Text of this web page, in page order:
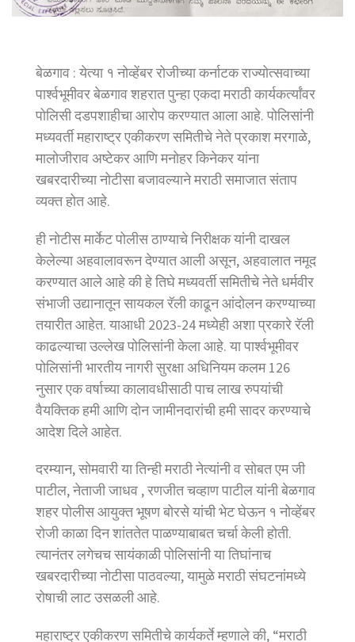
बेळगाव : येत्या १ नोव्हेंबर रोजीच्या कर्नाटक राज्योत्सवाच्या
पार्श्वभूमीवर बेळगाव शहरात पुन्हा एकदा मराठी कार्यकर्त्यांवर
पोलिसी दडपशाहीचा आरोप करण्यात आला आहे. पोलिसांनी
मध्यवर्ती महाराष्ट्र एकीकरण समितीचे नेते प्रकाश मरगाळे,
मालोजीराव अष्टेकर आणि मनोहर किनेकर यांना
खबरदारीच्या नोटीसा बजावल्याने मराठी समाजात संताप
व्यक्त होत आहे.
ही नोटीस मार्केट पोलीस ठाण्याचे निरीक्षक यांनी दाखल
केलेल्या अहवालावरून देण्यात आली असून, अहवालात नमूद
करण्यात आले आहे की हे तिघे मध्यवर्ती समितीचे नेते धर्मवीर
संभाजी उद्यानातून सायकल रॅली काढून आंदोलन करण्याच्या
तयारीत आहेत. याआधी 2023-24 मध्येही अशा प्रकारे रॅली
काढल्याचा उल्लेख पोलिसांनी केला आहे. या पार्श्वभूमीवर
पोलिसांनी भारतीय नागरी सुरक्षा अधिनियम कलम 126
नुसार एक वर्षाच्या कालावधीसाठी पाच लाख रुपयांची
वैयक्तिक हमी आणि दोन जामीनदारांची हमी सादर करण्याचे
आदेश दिले आहेत.
दरम्यान, सोमवारी या तिन्ही मराठी नेत्यांनी व सोबत एम जी
पाटील, नेताजी जाधव , रणजीत चव्हाण पाटील यांनी बेळगाव
शहर पोलीस आयुक्त भूषण बोरसे यांची भेट घेऊन १ नोव्हेंबर
रोजी काळा दिन शांततेत पाळण्याबाबत चर्चा केली होती.
त्यानंतर लगेचच सायंकाळी पोलिसांनी या तिघांनाच
खबरदारीच्या नोटीसा पाठवल्या, यामुळे मराठी संघटनांमध्ये
रोषाची लाट उसळली आहे.
महाराष्ट्र एकीकरण समितीचे कार्यकर्ते म्हणाले की, “मराठी